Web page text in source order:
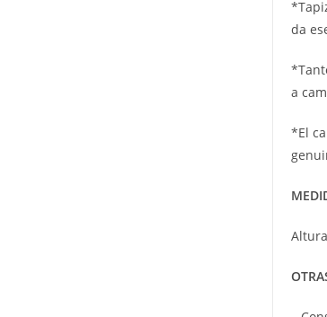
da
a
*El